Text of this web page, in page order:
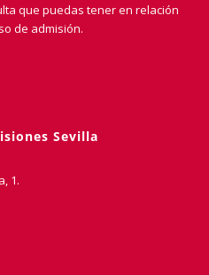
que puedas tener en relación
de admisión.
Sevilla
1.